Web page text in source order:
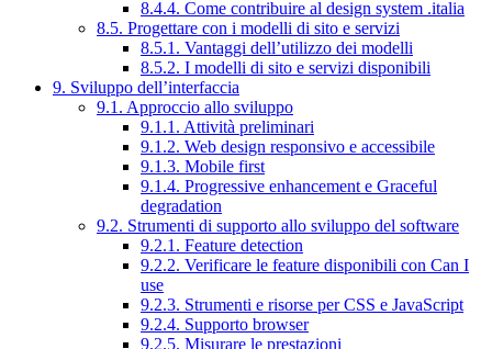
8.4.4. Come contribuire al design system .italia
8.5. Progettare con i modelli di sito e servizi
8.5.1. Vantaggi dell’utilizzo dei modelli
8.5.2. I modelli di sito e servizi disponibili
9. Sviluppo dell’interfaccia
9.1. Approccio allo sviluppo
9.1.1. Attività preliminari
9.1.2. Web design responsivo e accessibile
9.1.3. Mobile first
9.1.4. Progressive enhancement e Graceful
degradation
9.2. Strumenti di supporto allo sviluppo del software
9.2.1. Feature detection
9.2.2. Verificare le feature disponibili con Can I
use
9.2.3. Strumenti e risorse per CSS e JavaScript
9.2.4. Supporto browser
9.2.5. Misurare le prestazioni